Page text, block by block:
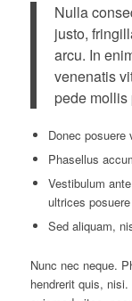
Nulla
justo,
arcu. In
venenatis
pede mollis
Donec posuere
Phasellus
Vestibulum
ultrices
Sed aliquam,
Nunc nec neque.
hendrerit quis,